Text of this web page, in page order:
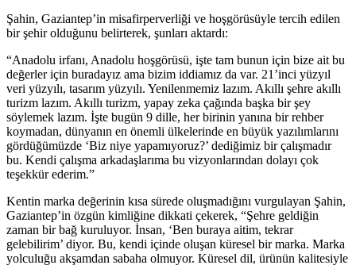
Şahin, Gaziantep’in misafirperverliği ve hoşgörüsüyle tercih edilen
bir şehir olduğunu belirterek, şunları aktardı:
“Anadolu irfanı, Anadolu hoşgörüsü, işte tam bunun için bize ait bu
değerler için buradayız ama bizim iddiamız da var. 21’inci yüzyıl
veri yüzyılı, tasarım yüzyılı. Yenilenmemiz lazım. Akıllı şehre akıllı
turizm lazım. Akıllı turizm, yapay zeka çağında başka bir şey
söylemek lazım. İşte bugün 9 dille, her birinin yanına bir rehber
koymadan, dünyanın en önemli ülkelerinde en büyük yazılımlarını
gördüğümüzde ‘Biz niye yapamıyoruz?’ dediğimiz bir çalışmadır
bu. Kendi çalışma arkadaşlarıma bu vizyonlarından dolayı çok
teşekkür ederim.”
Kentin marka değerinin kısa sürede oluşmadığını vurgulayan Şahin,
Gaziantep’in özgün kimliğine dikkati çekerek, “Şehre geldiğin
zaman bir bağ kuruluyor. İnsan, ‘Ben buraya aitim, tekrar
gelebilirim’ diyor. Bu, kendi içinde oluşan küresel bir marka. Marka
yolculuğu akşamdan sabaha olmuyor. Küresel dil, ürünün kalitesiyle